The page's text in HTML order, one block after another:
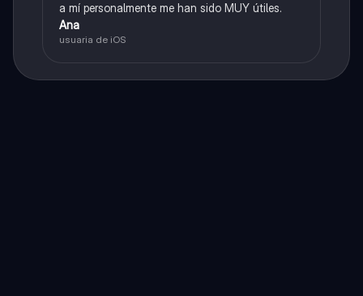
a mí personalmente me han sido MUY útiles.
Ana
usuaria de iOS